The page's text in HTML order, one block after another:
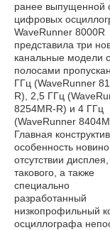
ранее выпущенной
цифровых
WaveRunner 8000R
представила три
канальные модели с
полосами
ГГц (WaveRunner
R), 2,5 ГГц
8254MR-R) и 4 ГГц
(WaveRunner
Главная
особенность
отсутствии дисплея,
такового, а также
специально
разработанный
низкопрофильный
осциллографа